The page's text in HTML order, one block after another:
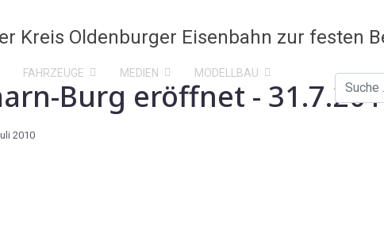
FAHRZEUGE MEDIEN MODELLBAU
Suchen
Burg eröffnet -
2010